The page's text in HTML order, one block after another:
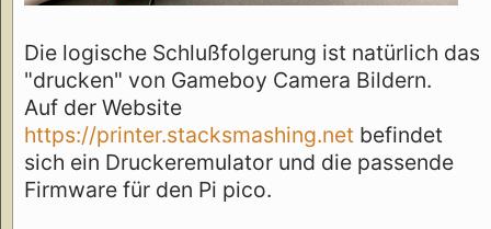
Die logische Schlußfolgerung ist natürlich das
"drucken" von Gameboy Camera Bildern.
Auf der Website
https://printer.stacksmashing.net befindet
sich ein Druckeremulator und die passende
Firmware für den Pi pico.